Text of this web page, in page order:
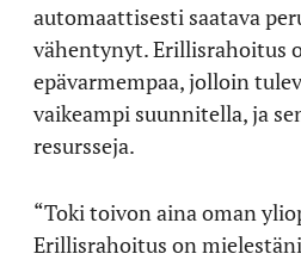
automaattisesti saatava
vähentynyt. Erillisrahoitus
epävarmempaa, jolloin
vaikeampi suunnitella, ja
resursseja.
“Toki toivon aina oman
Erillisrahoitus on